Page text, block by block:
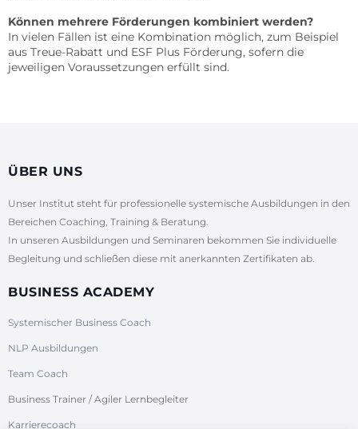
Können mehrere Förderungen kombiniert werden?
In vielen Fällen ist eine Kombination möglich, zum Beispiel
aus Treue-Rabatt und ESF Plus Förderung, sofern die
jeweiligen Voraussetzungen erfüllt sind.
ÜBER UNS
Unser Institut steht für professionelle systemische Ausbildungen in den
Bereichen Coaching, Training & Beratung.
In unseren Ausbildungen und Seminaren bekommen Sie individuelle
Begleitung und schließen diese mit anerkannten Zertifikaten ab.
BUSINESS ACADEMY
Systemischer Business Coach
NLP Ausbildungen
Team Coach
Business Trainer / Agiler Lernbegleiter
Karrierecoach